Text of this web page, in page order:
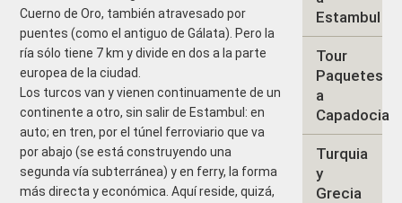
Cuerno de Oro, también atravesado por
puentes (como el antiguo de Gálata). Pero la
ría sólo tiene 7 km y divide en dos a la parte
europea de la ciudad.
Los turcos van y vienen continuamente de un
continente a otro, sin salir de Estambul: en
auto; en tren, por el túnel ferroviario que va
por abajo (se está construyendo una
segunda vía subterránea) y en ferry, la forma
más directa y económica. Aquí reside, quizá,
Estambul
Tour
Paquetes
a
Capadocia
Turquia
y
Grecia